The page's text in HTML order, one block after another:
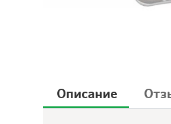
Описание